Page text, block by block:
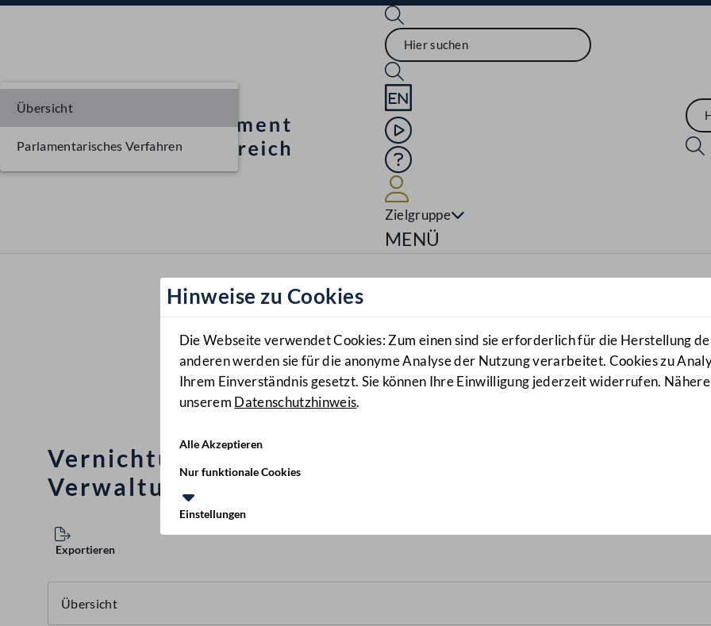
Sprache English
Mediathek
Hilfe
Zielgruppe
Navigationsmenü öffnen
MENÜ
Hinweise zu Cookies
Die Webseite verwendet Cookies: Zum einen sind sie erforderlich für die Herstellung
anderen werden sie für die anonyme Analyse der Nutzung verarbeitet. Cookies zu
Ihrem Einverständnis gesetzt. Sie können Ihre Einwilligung jederzeit widerrufen.
unserem Datenschutzhinweis.
Alle Akzeptieren
Nur funktionale Cookies
Einstellungen
Vernichtung von nicht gegenderten Formularen
Verwaltungsformularverordnung
Exportieren
Übersicht
Parlamentarisches Verfahren